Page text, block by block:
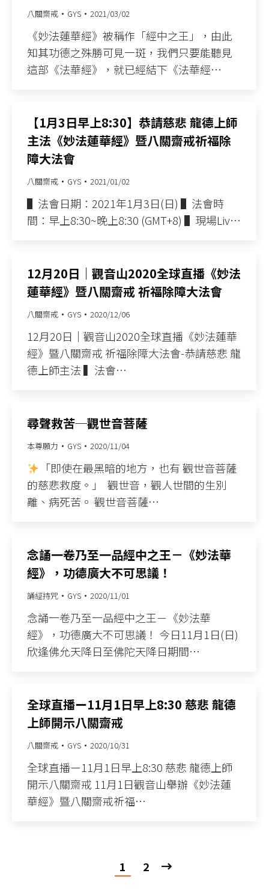
八關齋戒 GYS 2021/03/02
《妙法蓮華經》被稱作「經中之王」，由此
知其功德之殊勝可見一斑，我們只要能聽見
這部《法華經》，就已經結下《法華經…
【1月3日早上8:30】恭請慈悲 龍德上師
主法《妙法蓮華經》暨八關齋戒祈福除
障大法會
八關齋戒 GYS 2021/01/02
▌法會日期：2021年1月3日(日)​ ▌法會時
間：早上8:30~晚上8:30 (GMT+8)​ ▌現場Liv…
12月20日｜觀音山2020全球直播《妙法
蓮華經》暨八關齋戒 祈福除障大法會
八關齋戒 GYS 2020/12/06
12月20日｜觀音山2020全球直播《妙法蓮華
經》暨八關齋戒 祈福除障大法會-恭請慈悲 龍
德上師主法​ ▍法會…
尋聲救苦─觀世音菩薩
本尊願力 GYS 2020/11/04
「即使在最黑暗的地方，也有 觀世音菩薩
的慈悲救度。」​ ​ 觀世音，觀人世間的生別
離、病死苦。​ 觀世音菩薩…
念誦一卷乃至一品經中之王－《妙法華
經》，功德廣大不可思議！
誦經持咒 GYS 2020/11/01
念誦一卷乃至一品經中之王－《妙法華
經》，功德廣大不可思議！ 今日11月1日(日)
欣逢佛允天降日至佛陀天降日期間…
全球直播ー11月1日早上8:30 慈悲 龍德
上師開示八關齋戒
八關齋戒 GYS 2020/10/31
全球直播ー11月1日早上8:30 慈悲 龍德上師
開示八關齋戒 11月1日觀音山舉辦《妙法蓮
華經》暨八關齋戒祈福…
1 2